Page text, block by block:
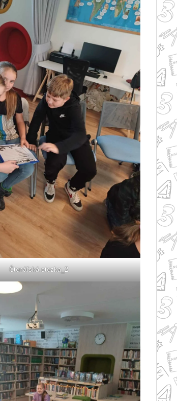
Čtenářská stezka_2